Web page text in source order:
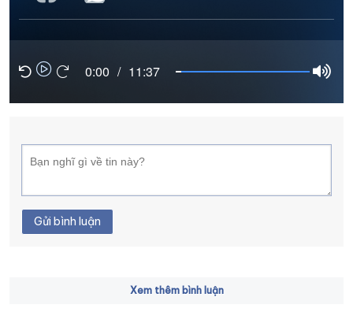
0:00 / 11:37
Gửi bình luận
Xem thêm bình luận